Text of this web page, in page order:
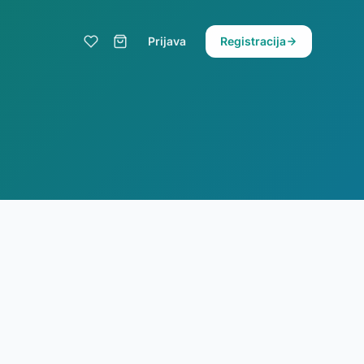
Prijava Registracija